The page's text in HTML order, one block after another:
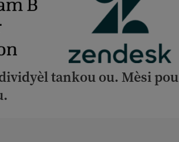
tankou ou. Mèsi pou